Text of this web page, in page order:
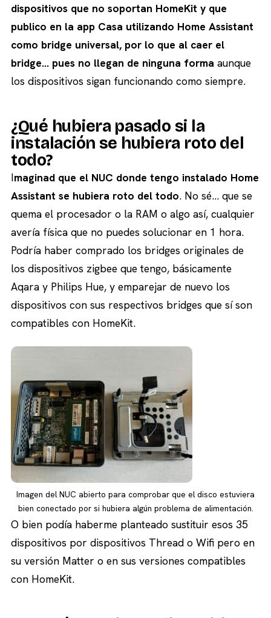
dispositivos que no soportan HomeKit y que
publico en la app Casa utilizando Home Assistant
como bridge universal, por lo que al caer el
bridge… pues no llegan de ninguna forma aunque
los dispositivos sigan funcionando como siempre.
¿Qué hubiera pasado si la
instalación se hubiera roto del
todo?
Imaginad que el NUC donde tengo instalado Home
Assistant se hubiera roto del todo. No sé… que se
quema el procesador o la RAM o algo así, cualquier
avería física que no puedes solucionar en 1 hora.
Podría haber comprado los bridges originales de
los dispositivos zigbee que tengo, básicamente
Aqara y Philips Hue, y emparejar de nuevo los
dispositivos con sus respectivos bridges que sí son
compatibles con HomeKit.
Imagen del NUC abierto para comprobar que el disco estuviera
bien conectado por si hubiera algún problema de alimentación.
O bien podía haberme planteado sustituir esos 35
dispositivos por dispositivos Thread o Wifi pero en
su versión Matter o en sus versiones compatibles
con HomeKit.